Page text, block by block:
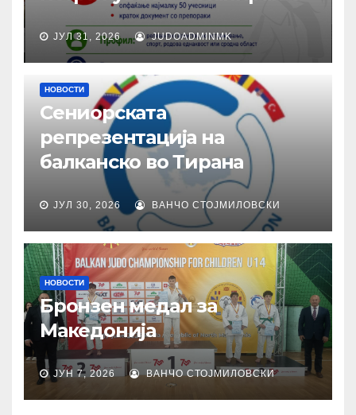
ЈУЛ 31, 2026 JUDOADMINMK
НОВОСТИ
Сениорската
репрезентација на
балканско во Тирана
ЈУЛ 30, 2026 ВАНЧО СТОЈМИЛОВСКИ
НОВОСТИ
Бронзен медал за
Македонија
ЈУН 7, 2026 ВАНЧО СТОЈМИЛОВСКИ